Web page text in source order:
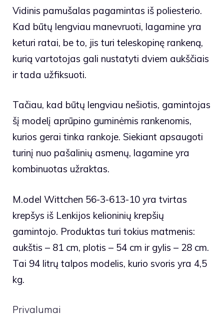
Vidinis pamušalas pagamintas iš poliesterio.
Kad būtų lengviau manevruoti, lagamine yra
keturi ratai, be to, jis turi teleskopinę rankeną,
kurią vartotojas gali nustatyti dviem aukščiais
ir tada užfiksuoti.
Tačiau, kad būtų lengviau nešiotis, gamintojas
šį modelį aprūpino guminėmis rankenomis,
kurios gerai tinka rankoje. Siekiant apsaugoti
turinį nuo pašalinių asmenų, lagamine yra
kombinuotas užraktas.
M.odel Wittchen 56-3-613-10 yra tvirtas
krepšys iš Lenkijos kelioninių krepšių
gamintojo. Produktas turi tokius matmenis:
aukštis – 81 cm, plotis – 54 cm ir gylis – 28 cm.
Tai 94 litrų talpos modelis, kurio svoris yra 4,5
kg.
Privalumai